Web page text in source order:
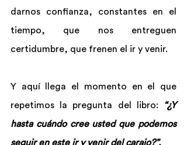
darnos confianza, constantes en el
tiempo, que nos entreguen
certidumbre, que frenen el ir y venir.
Y aquí llega el momento en el que
repetimos la pregunta del libro:
“¿Y
hasta cuándo cree usted que podemos
seguir en este ir y venir del carajo?”.